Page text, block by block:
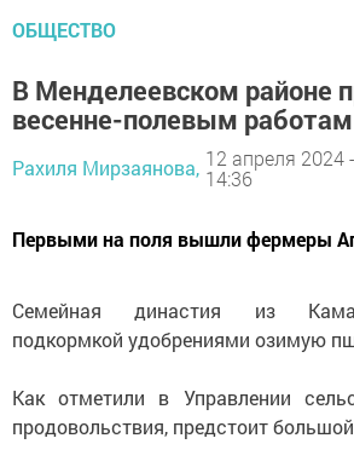
ОБЩЕСТВО
В Менделеевском районе
весенне-полевым работам
Рахиля Мирзаянова, 12 апреля 2024 -
14:36
Первыми на поля вышли фермеры
Семейная династия из
подкормкой удобрениями озимую
Как отметили в Управлении
продовольствия, предстоит